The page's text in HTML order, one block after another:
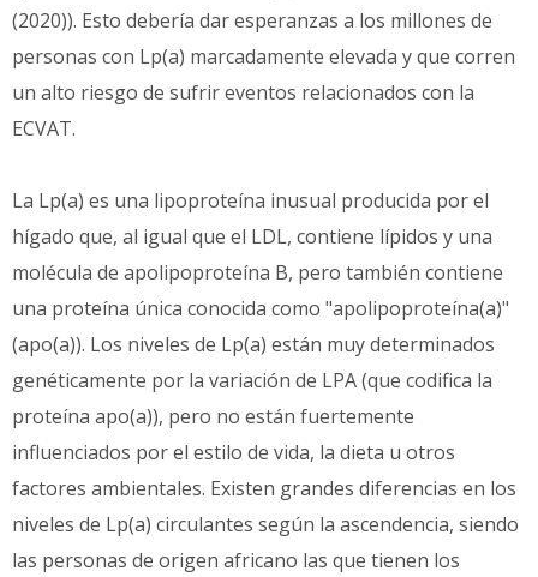
(2020)). Esto debería dar esperanzas a los millones de
personas con Lp(a) marcadamente elevada y que corren
un alto riesgo de sufrir eventos relacionados con la
ECVAT.
La Lp(a) es una lipoproteína inusual producida por el
hígado que, al igual que el LDL, contiene lípidos y una
molécula de apolipoproteína B, pero también contiene
una proteína única conocida como "apolipoproteína(a)"
(apo(a)). Los niveles de Lp(a) están muy determinados
genéticamente por la variación de LPA (que codifica la
proteína apo(a)), pero no están fuertemente
influenciados por el estilo de vida, la dieta u otros
factores ambientales. Existen grandes diferencias en los
niveles de Lp(a) circulantes según la ascendencia, siendo
las personas de origen africano las que tienen los